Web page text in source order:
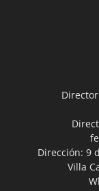
Dirección: 9
Villa